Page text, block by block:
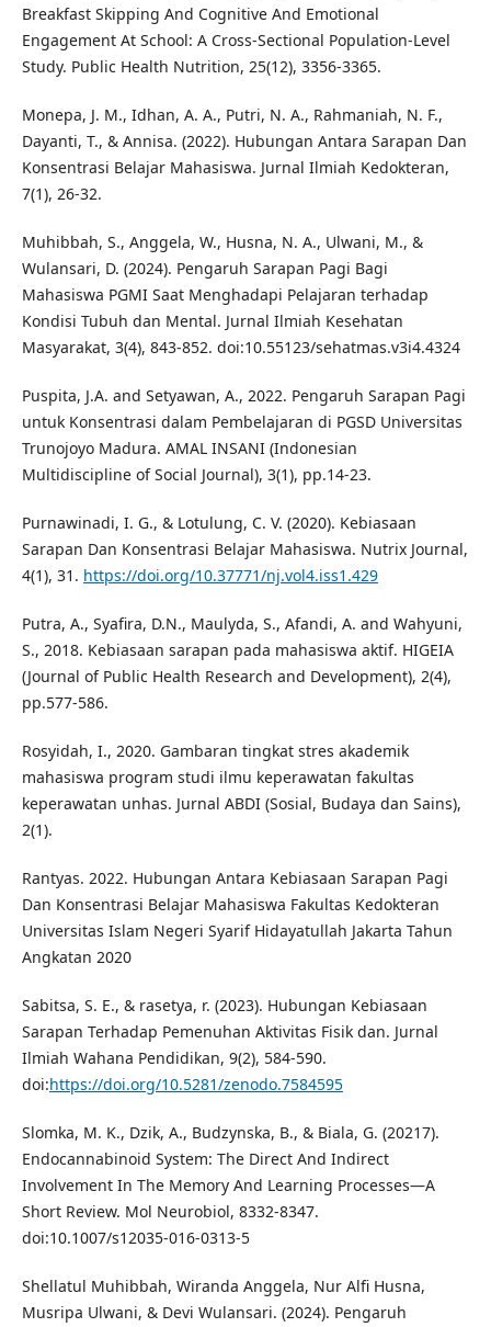
Breakfast Skipping And Cognitive And Emotional
Engagement At School: A Cross-Sectional Population-Level
Study. Public Health Nutrition, 25(12), 3356-3365.
Monepa, J. M., Idhan, A. A., Putri, N. A., Rahmaniah, N. F.,
Dayanti, T., & Annisa. (2022). Hubungan Antara Sarapan Dan
Konsentrasi Belajar Mahasiswa. Jurnal Ilmiah Kedokteran,
7(1), 26-32.
Muhibbah, S., Anggela, W., Husna, N. A., Ulwani, M., &
Wulansari, D. (2024). Pengaruh Sarapan Pagi Bagi
Mahasiswa PGMI Saat Menghadapi Pelajaran terhadap
Kondisi Tubuh dan Mental. Jurnal Ilmiah Kesehatan
Masyarakat, 3(4), 843-852. doi:10.55123/sehatmas.v3i4.4324
Puspita, J.A. and Setyawan, A., 2022. Pengaruh Sarapan Pagi
untuk Konsentrasi dalam Pembelajaran di PGSD Universitas
Trunojoyo Madura. AMAL INSANI (Indonesian
Multidiscipline of Social Journal), 3(1), pp.14-23.
Purnawinadi, I. G., & Lotulung, C. V. (2020). Kebiasaan
Sarapan Dan Konsentrasi Belajar Mahasiswa. Nutrix Journal,
4(1), 31. https://doi.org/10.37771/nj.vol4.iss1.429
Putra, A., Syafira, D.N., Maulyda, S., Afandi, A. and Wahyuni,
S., 2018. Kebiasaan sarapan pada mahasiswa aktif. HIGEIA
(Journal of Public Health Research and Development), 2(4),
pp.577-586.
Rosyidah, I., 2020. Gambaran tingkat stres akademik
mahasiswa program studi ilmu keperawatan fakultas
keperawatan unhas. Jurnal ABDI (Sosial, Budaya dan Sains),
2(1).
Rantyas. 2022. Hubungan Antara Kebiasaan Sarapan Pagi
Dan Konsentrasi Belajar Mahasiswa Fakultas Kedokteran
Universitas Islam Negeri Syarif Hidayatullah Jakarta Tahun
Angkatan 2020
Sabitsa, S. E., & rasetya, r. (2023). Hubungan Kebiasaan
Sarapan Terhadap Pemenuhan Aktivitas Fisik dan. Jurnal
Ilmiah Wahana Pendidikan, 9(2), 584-590.
doi:https://doi.org/10.5281/zenodo.7584595
Slomka, M. K., Dzik, A., Budzynska, B., & Biala, G. (20217).
Endocannabinoid System: The Direct And Indirect
Involvement In The Memory And Learning Processes—A
Short Review. Mol Neurobiol, 8332-8347.
doi:10.1007/s12035-016-0313-5
Shellatul Muhibbah, Wiranda Anggela, Nur Alfi Husna,
Musripa Ulwani, & Devi Wulansari. (2024). Pengaruh